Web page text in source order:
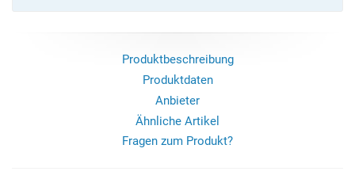
Produktbeschreibung
Produktdaten
Anbieter
Ähnliche Artikel
Fragen zum Produkt?